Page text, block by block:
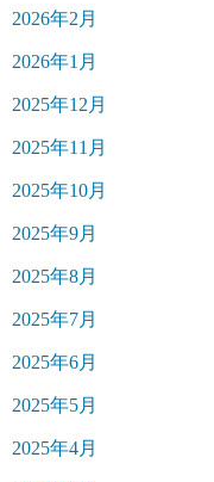
2026年2月
2026年1月
2025年12月
2025年11月
2025年10月
2025年9月
2025年8月
2025年7月
2025年6月
2025年5月
2025年4月